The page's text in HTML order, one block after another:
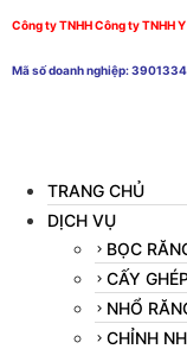
Công ty TNHHCông ty TNHH Y
Mã số doanh nghiệp:
TRANG CHỦ
DỊCH VỤ
BỌC
CẤY
NHỔ
CHỈNH